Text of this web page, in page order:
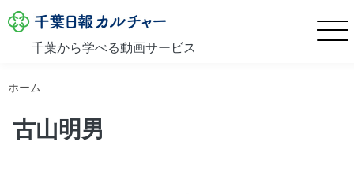
メインコンテンツに移動
千葉から学べる動画サービス
ホーム
古山明男